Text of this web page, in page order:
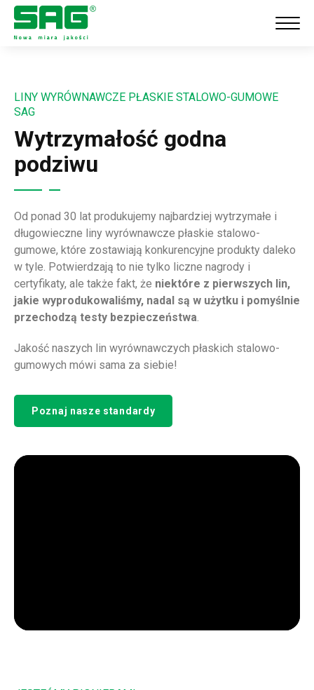
LINY WYRÓWNAWCZE PŁASKIE STALOWO-GUMOWE
SAG
Wytrzymałość godna
podziwu
Od ponad 30 lat produkujemy najbardziej wytrzymałe i
długowieczne liny wyrównawcze płaskie stalowo-
gumowe, które zostawiają konkurencyjne produkty daleko
w tyle. Potwierdzają to nie tylko liczne nagrody i
certyfikaty, ale także fakt, że niektóre z pierwszych lin,
jakie wyprodukowaliśmy, nadal są w użytku i pomyślnie
przechodzą testy bezpieczeństwa.
Jakość naszych lin wyrównawczych płaskich stalowo-
gumowych mówi sama za siebie!
Poznaj nasze standardy